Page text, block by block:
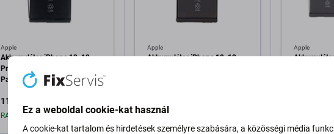
Apple
Akkumulátor iPhone 12, 12
Pro, 2815mAh, A2479, Service
Pack
11 210 Ft
RAKTÁRON 4 db
Apple
Akkumulátor iPhone 12, 12
RAKTÁRON 10+ db
Apple
Ez a weboldal cookie-kat használ
A cookie-kat tartalom és hirdetések személyre szabására, a közösségi média